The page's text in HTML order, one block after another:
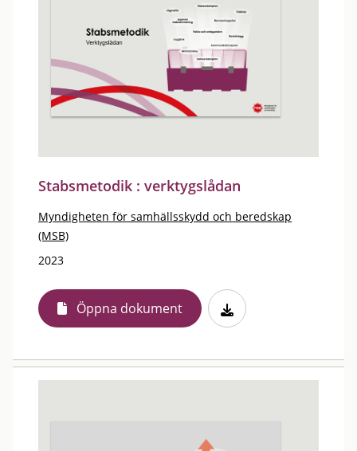
Stabsmetodik : verktygslådan
Myndigheten för samhällsskydd och beredskap
(MSB)
2023
Öppna dokument